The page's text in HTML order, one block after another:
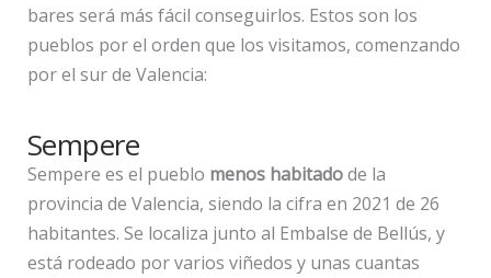
bares será más fácil conseguirlos. Estos son los
pueblos por el orden que los visitamos, comenzando
por el sur de Valencia:
Sempere
Sempere es el pueblo menos habitadode la
provincia de Valencia, siendo la cifra en 2021 de 26
habitantes. Se localiza junto al Embalse de Bellús, y
está rodeado por varios viñedos y unas cuantas